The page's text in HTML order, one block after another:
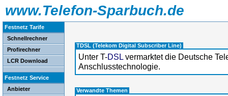
www.Telefon-Sparbuch.de
Festnetz Tarife
Schnellrechner
Profirechner
LCR Download
Festnetz Service
Anbieter
TDSL (Telekom Digital Subscriber Line)
Unter T-DSL vermarktet die Deutsche
Anschlusstechnologie.
Verwandte Themen